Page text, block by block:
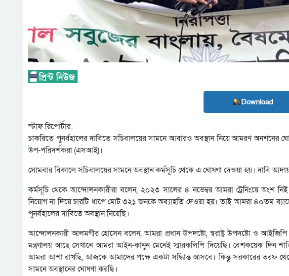
Download
স্টাফ রিপোর্টার:
চাকরিতে পুনর্বহালের দাবিতে সচিবালয়ের সামনে আবারও অবস্থান নিয়ে আমরণ অনশনের
উপ-পরিদর্শকরা (এসআই)।
সোমবার বিকালে সচিবালয়ের সামনে অবস্থান কর্মসূচি থেকে এ ঘোষণা দেওয়া হয়। দাবি
কর্মসূচি থেকে আন্দোলনকারীরা বলেন, ২০২৩ সালের ৪ নভেম্বর আমরা ট্রেনিংয়ে অংশ
নিয়োগ না দিয়ে চারটি ধাপে মোট ৩২১ জনকে অব্যাহতি দেওয়া হয়। তাই আমরা ৪০তম
পুনর্বহালের দাবিতে অবস্থান নিয়েছি।
আন্দোলনকারী আলমগীর হোসেন বলেন, আমরা প্রধান উপদষ্টো, স্বরাষ্ট্র উপদষ্টো ও
মন্ত্রণালয় আছে সেখানে আমরা আইন-কানুন মেনেই স্মারকলিপি দিয়েছি। বেশকয়েক দিন
আমরা আশা রাখছি, আজকে আমাদের পক্ষে একটা সদ্ধিান্ত আসবে। কিন্তু সরকারের তরফ
সামনে অবস্থানের ঘোষণা করছি।